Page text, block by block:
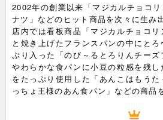
2002年の創業以来「マジカルチョコ
ナツ」などのヒット商品を次々に生み
店内では看板商品「マジカルチョコ
と焼き上げたフランスパンの中にと
ぷり入った「のび～るとろりんチー
やわらかな食パンに小豆の粒感を残
をたっぷり使用した「あんこはもう
っちょ王様のあん食パン」などの商品